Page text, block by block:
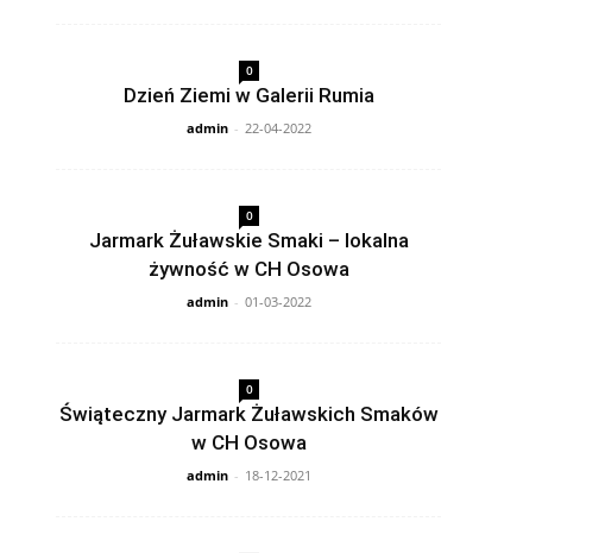
0
Dzień Ziemi w Galerii Rumia
admin - 22-04-2022
0
Jarmark Żuławskie Smaki – lokalna
żywność w CH Osowa
admin - 01-03-2022
0
Świąteczny Jarmark Żuławskich Smaków
w CH Osowa
admin - 18-12-2021